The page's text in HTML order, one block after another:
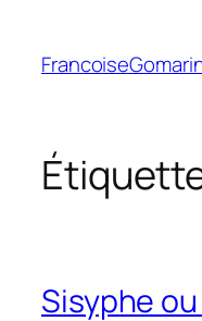
contenu
Sisyphe